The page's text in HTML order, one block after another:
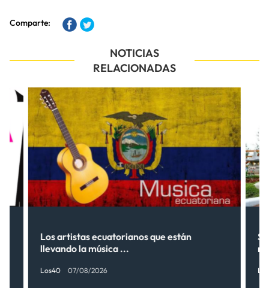
Comparte:
NOTICIAS
RELACIONADAS
Los artistas ecuatorianos que están
llevando la música ...
Los40 07/08/2026